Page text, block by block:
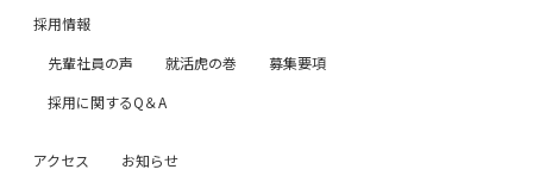
採用情報
先輩社員の声
就活虎の巻
募集要項
採用に関するQ＆A
アクセス お知らせ